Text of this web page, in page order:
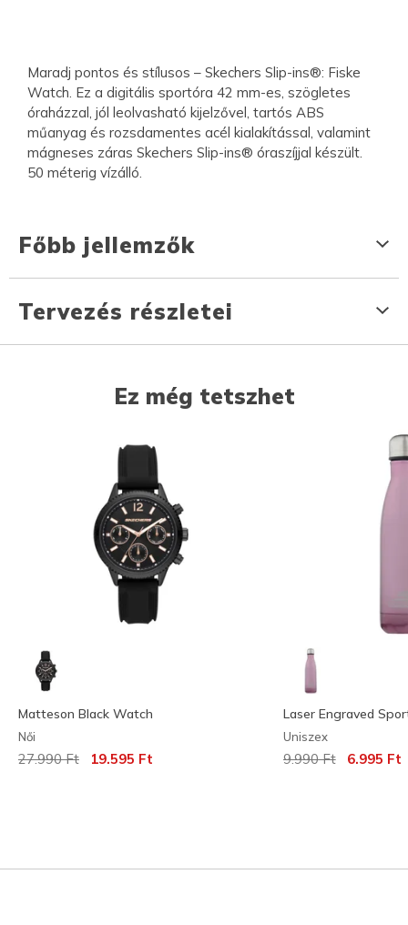
Maradj pontos és stílusos – Skechers Slip-ins®: Fiske
Watch. Ez a digitális sportóra 42 mm-es, szögletes
óraházzal, jól leolvasható kijelzővel, tartós ABS
műanyag és rozsdamentes acél kialakítással, valamint
mágneses záras Skechers Slip-ins® óraszíjjal készült.
50 méterig vízálló.
Főbb jellemzők
Tervezés részletei
Ez még tetszhet
Matteson Black Watch
Női
Az ár a következőhöz képest csökkent:
27.990 Ft címzett:
19.595 Ft
Laser Engraved
Uniszex
Az ár a
9.990 Ftcímzett:
6.995 Ft